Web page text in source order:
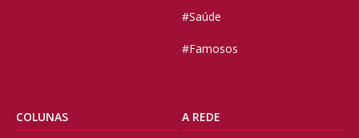
#Saúde
#Famosos
COLUNAS A REDE